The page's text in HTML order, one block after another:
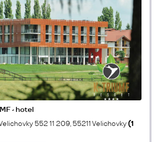
- hotel
552 11 209, 55211 Velichovky(1